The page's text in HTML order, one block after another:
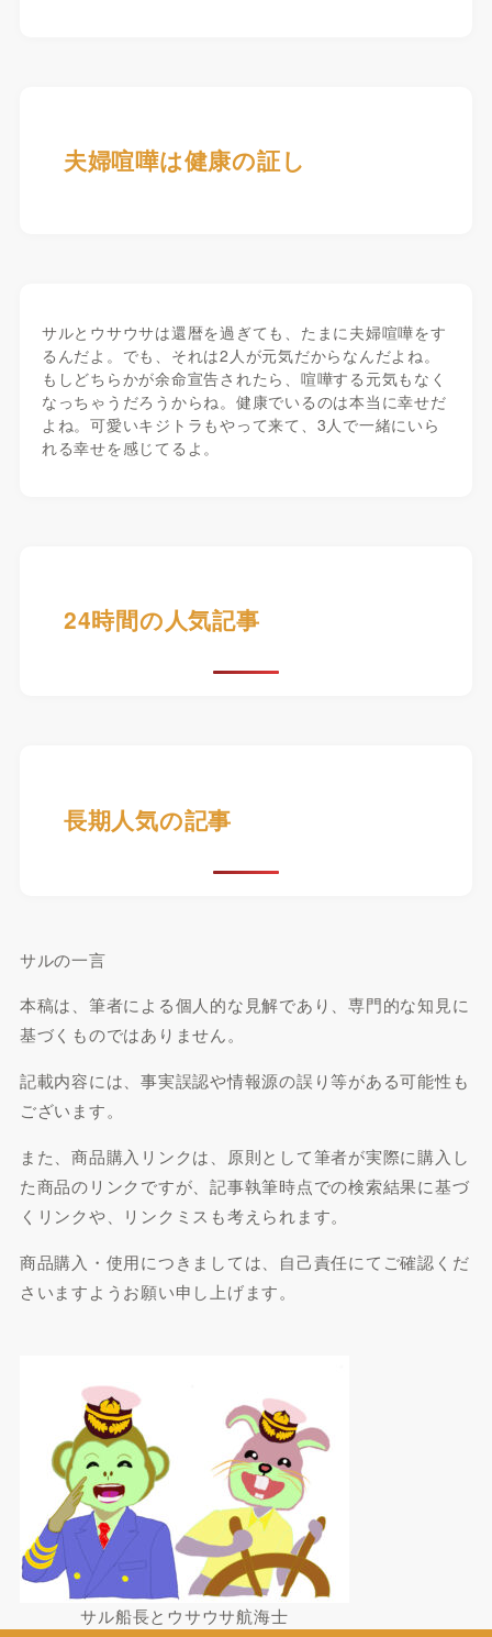
夫婦喧嘩は健康の証し
サルとウサウサは還暦を過ぎても、たまに夫婦喧嘩をす
るんだよ。でも、それは2人が元気だからなんだよね。
もしどちらかが余命宣告されたら、喧嘩する元気もなく
なっちゃうだろうからね。健康でいるのは本当に幸せだ
よね。可愛いキジトラもやって来て、3人で一緒にいら
れる幸せを感じてるよ。
24時間の人気記事
長期人気の記事
サルの一言
本稿は、筆者による個人的な見解であり、専門的な知見に
基づくものではありません。
記載内容には、事実誤認や情報源の誤り等がある可能性も
ございます。
また、商品購入リンクは、原則として筆者が実際に購入し
た商品のリンクですが、記事執筆時点での検索結果に基づ
くリンクや、リンクミスも考えられます。
商品購入・使用につきましては、自己責任にてご確認くだ
さいますようお願い申し上げます。
サル船長とウサウサ航海士